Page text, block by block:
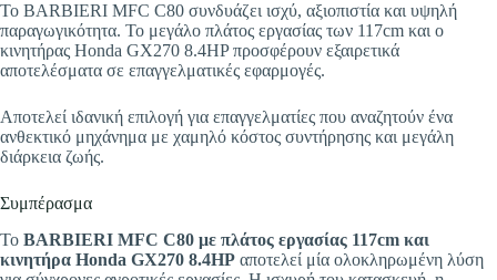
Το BARBIERI MFC C80 συνδυάζει ισχύ, αξιοπιστία και υψηλή
παραγωγικότητα. Το μεγάλο πλάτος εργασίας των 117cm και ο
κινητήρας Honda GX270 8.4HP προσφέρουν εξαιρετικά
αποτελέσματα σε επαγγελματικές εφαρμογές.
Αποτελεί ιδανική επιλογή για επαγγελματίες που αναζητούν ένα
ανθεκτικό μηχάνημα με χαμηλό κόστος συντήρησης και μεγάλη
διάρκεια ζωής.
Συμπέρασμα
Το BARBIERI MFC C80 με πλάτος εργασίας 117cm και
κινητήρα Honda GX270 8.4HP αποτελεί μία ολοκληρωμένη λύση